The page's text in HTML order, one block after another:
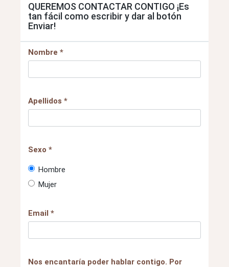
QUEREMOS CONTACTAR CONTIGO ¡Es
tan fácil como escribir y dar al botón
Enviar!
Nombre *
Apellidos *
Sexo *
Hombre
Mujer
Email *
Nos encantaría poder hablar contigo. Por